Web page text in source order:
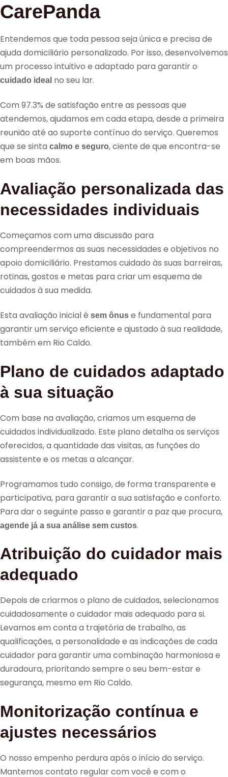
CarePanda
Entendemos que toda pessoa seja única e precisa de
ajuda domiciliário personalizado. Por isso, desenvolvemos
um processo intuitivo e adaptado para garantir o
cuidado ideal no seu lar.
Com 97.3% de satisfação entre as pessoas que
atendemos, ajudamos em cada etapa, desde a primeira
reunião até ao suporte contínuo do serviço. Queremos
que se sinta calmo e seguro, ciente de que encontra-se
em boas mãos.
Avaliação personalizada das
necessidades individuais
Começamos com uma discussão para
compreendermos as suas necessidades e objetivos no
apoio domiciliário. Prestamos cuidado às suas barreiras,
rotinas, gostos e metas para criar um esquema de
cuidados à sua medida.
Esta avaliação inicial é sem ônus e fundamental para
garantir um serviço eficiente e ajustado à sua realidade,
também em Rio Caldo.
Plano de cuidados adaptado
à sua situação
Com base na avaliação, criamos um esquema de
cuidados individualizado. Este plano detalha os serviços
oferecidos, a quantidade das visitas, as funções do
assistente e os metas a alcançar.
Programamos tudo consigo, de forma transparente e
participativa, para garantir a sua satisfação e conforto.
Para dar o seguinte passo e garantir a paz que procura,
agende já a sua análise sem custos.
Atribuição do cuidador mais
adequado
Depois de criarmos o plano de cuidados, selecionamos
cuidadosamente o cuidador mais adequado para si.
Levamos em conta a trajetória de trabalho, as
qualificações, a personalidade e as indicações de cada
cuidador para garantir uma combinação harmoniosa e
duradoura, prioritando sempre o seu bem-estar e
segurança, mesmo em Rio Caldo.
Monitorização contínua e
ajustes necessários
O nosso empenho perdura após o início do serviço.
Mantemos contato regular com você e com o